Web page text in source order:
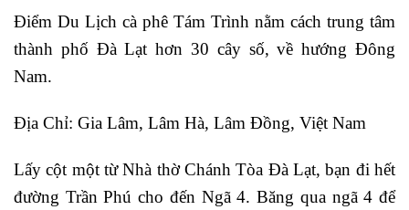
Điểm Du Lịch cà phê Tám Trình nằm cách trung tâm
thành phố Đà Lạt hơn 30 cây số, về hướng Đông
Nam.
Địa Chỉ: Gia Lâm, Lâm Hà, Lâm Đồng, Việt Nam
Lấy cột một từ Nhà thờ Chánh Tòa Đà Lạt, bạn đi hết
đường Trần Phú cho đến Ngã 4. Băng qua ngã 4 để